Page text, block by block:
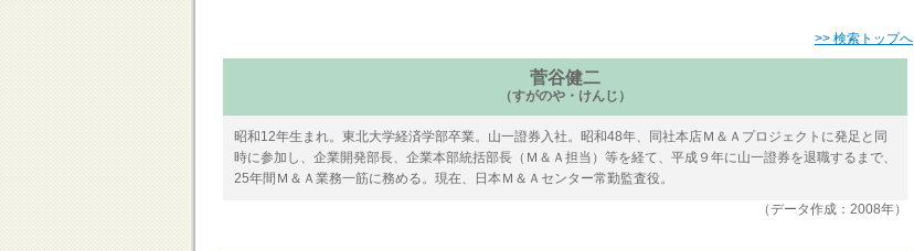
>> 検索トップへ
菅谷健二
（すがのや・けんじ）
昭和12年生まれ。東北大学経済学部卒業。山一證券入社。昭和48年、同社本店Ｍ＆Ａプロジェクトに発足と同
時に参加し、企業開発部長、企業本部統括部長（Ｍ＆Ａ担当）等を経て、平成９年に山一證券を退職するまで、
25年間Ｍ＆Ａ業務一筋に務める。現在、日本Ｍ＆Ａセンター常勤監査役。
（データ作成：2008年）